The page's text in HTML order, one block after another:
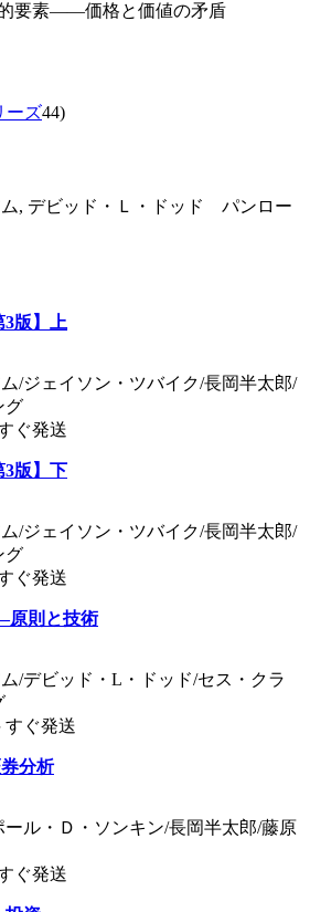
要素――価格と価値の矛盾
ーズ44)
, デビッド・Ｌ・ドッド パンロー
3版】上
/ジェイソン・ツバイク/長岡半太郎/
グ
ぐ発送
3版】下
/ジェイソン・ツバイク/長岡半太郎/
グ
ぐ発送
則と技術
/デビッド・L・ドッド/セス・クラ
すぐ発送
分析
ル・Ｄ・ソンキン/長岡半太郎/藤原
ぐ発送